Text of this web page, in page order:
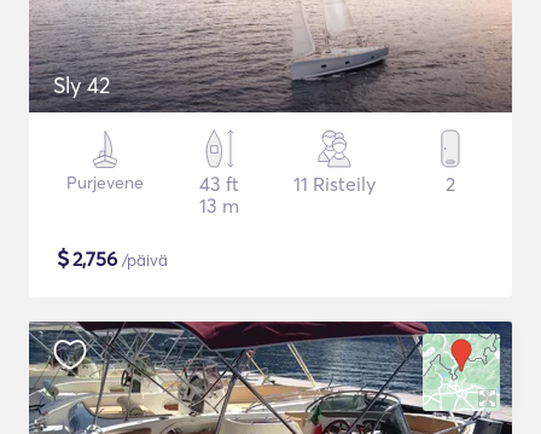
Sly 42
Purjevene
43 ft
13 m
11 Risteily 2
$2,756 /päivä